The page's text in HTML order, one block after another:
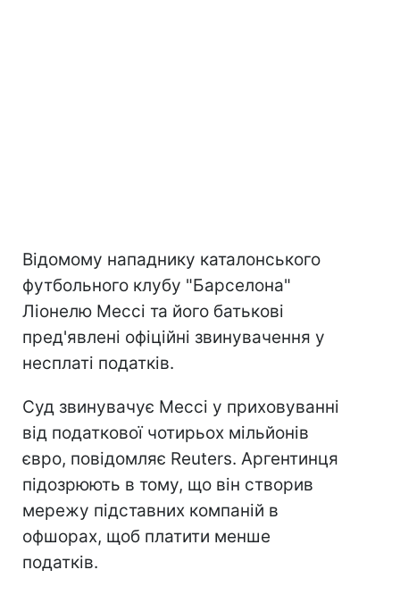
Відомому нападнику каталонського
футбольного клубу "Барселона"
Ліонелю Мессі та його батькові
пред'явлені офіційні звинувачення у
несплаті податків.
Суд звинувачує Мессі у приховуванні
від податкової чотирьох мільйонів
євро, повідомляє Reuters. Аргентинця
підозрюють в тому, що він створив
мережу підставних компаній в
офшорах, щоб платити менше
податків.